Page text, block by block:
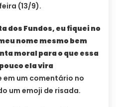
(13/9).
dos Fundos, eu fiquei no
nome mesmo bem
moral para o que essa
ela vira
em um comentário no
um emoji de risada.